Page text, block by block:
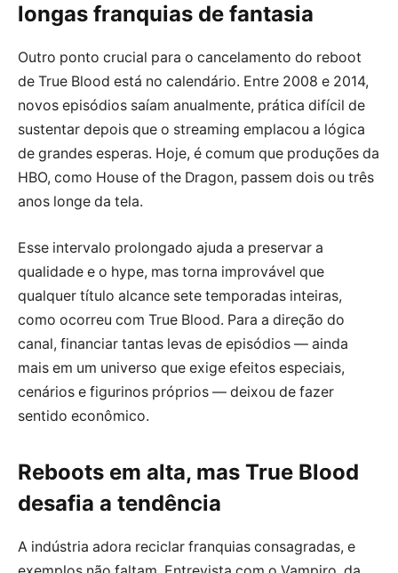
longas franquias de fantasia
Outro ponto crucial para o cancelamento do reboot
de True Blood está no calendário. Entre 2008 e 2014,
novos episódios saíam anualmente, prática difícil de
sustentar depois que o streaming emplacou a lógica
de grandes esperas. Hoje, é comum que produções da
HBO, como House of the Dragon, passem dois ou três
anos longe da tela.
Esse intervalo prolongado ajuda a preservar a
qualidade e o hype, mas torna improvável que
qualquer título alcance sete temporadas inteiras,
como ocorreu com True Blood. Para a direção do
canal, financiar tantas levas de episódios — ainda
mais em um universo que exige efeitos especiais,
cenários e figurinos próprios — deixou de fazer
sentido econômico.
Reboots em alta, mas True Blood
desafia a tendência
A indústria adora reciclar franquias consagradas, e